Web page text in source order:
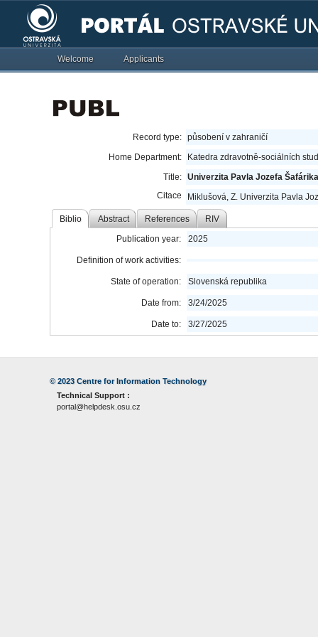
Welcome Applicants
Record type: působení v zahraničí
Home Department:
Katedra zdravotně-sociálních
Title: Univerzita Pavla Jozefa
Citace
Miklušová, Z. Univerzita Pavla
Biblio Abstract References RIV
Publication year: 2025
Definition of work activities:
State of operation: Slovenská republika
Date from: 3/24/2025
Date to: 3/27/2025
© 2023 Centre for Information Technology
Technical Support :
portal@helpdesk.osu.cz